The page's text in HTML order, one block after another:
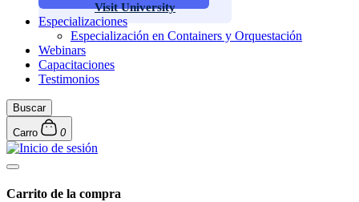
Visit University
Especializaciones
Especialización en Containers y Orquestación
Webinars
Capacitaciones
Testimonios
Buscar
Carro 0
Carrito de la compra